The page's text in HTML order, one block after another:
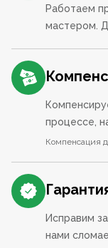
Работаем
мастером.
процессе,
Компенсация
Исправим
нами